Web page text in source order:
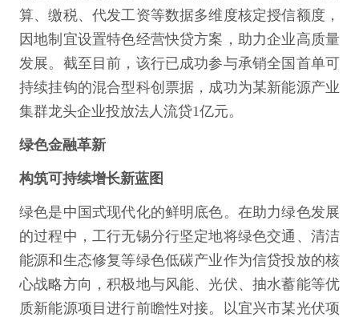
算、缴税、代发工资等数据多维度核定授信额度，
因地制宜设置特色经营快贷方案，助力企业高质量
发展。截至目前，该行已成功参与承销全国首单可
持续挂钩的混合型科创票据，成功为某新能源产业
集群龙头企业投放法人流贷1亿元。
绿色金融革新
构筑可持续增长新蓝图
绿色是中国式现代化的鲜明底色。在助力绿色发展
的过程中，工行无锡分行坚定地将绿色交通、清洁
能源和生态修复等绿色低碳产业作为信贷投放的核
心战略方向，积极地与风能、光伏、抽水蓄能等优
质新能源项目进行前瞻性对接。以宜兴市某光伏项